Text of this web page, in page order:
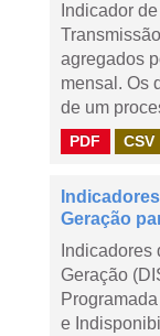
Indicador
agregados
mensal. Os
de um
PDF CSV
Geração
Geração
e